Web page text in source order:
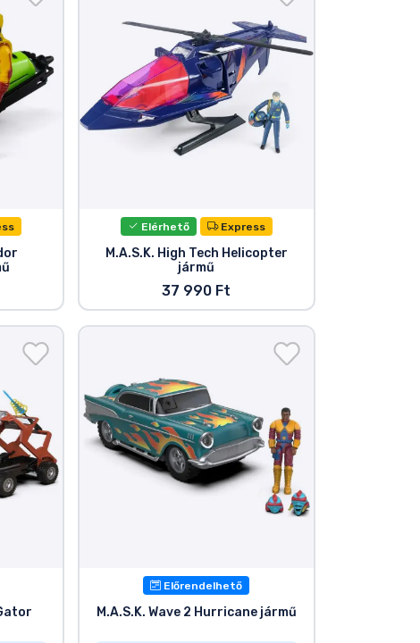
Elérhető Express
M.A.S.K. High Tech Helicopter
jármű
37 990 Ft
Előrendelhető
M.A.S.K. Wave 2 Hurricane jármű